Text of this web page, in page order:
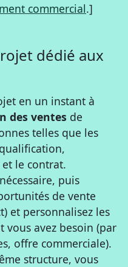
commercial.]
dédié aux
en un instant à
des ventes de
telles que les
le contrat.
puis
de vente
et personnalisez les
vous avez besoin (par
offre commerciale).
structure, vous